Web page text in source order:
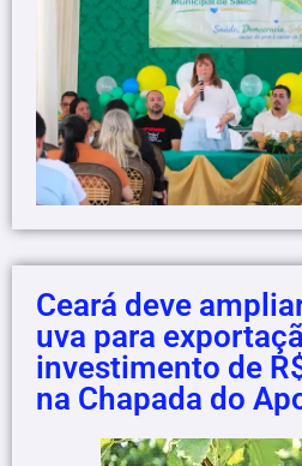
Ceará deve
uva para
investimento de
na Chapada do